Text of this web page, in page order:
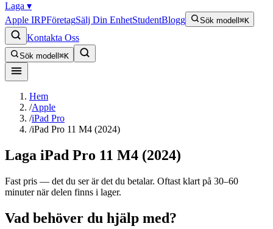
Laga ▾
Apple IRPFöretagSälj Din EnhetStudentBlogg Sök modell ⌘K
Kontakta Oss
Sök modell ⌘K
Hem
/Apple
/iPad Pro
/iPad Pro 11 M4 (2024)
Laga iPad Pro 11 M4 (2024)
Fast pris — det du ser är det du betalar. Oftast klart på 30–60
minuter när delen finns i lager.
Vad behöver du hjälp med?